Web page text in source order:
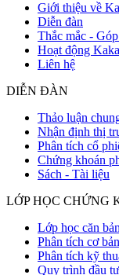
Giới thiệu về
Diễn đàn
Thắc mắc -
Hoạt động
Liên hệ
DIỄN ĐÀN
Thảo luận
Nhận định thị
Phân tích cổ
Chứng khoán
Sách - Tài liệu
LỚP HỌC CHỨNG
Lớp học căn bản
Phân tích cơ bản
Phân tích kỹ
Quy trình đầu tư